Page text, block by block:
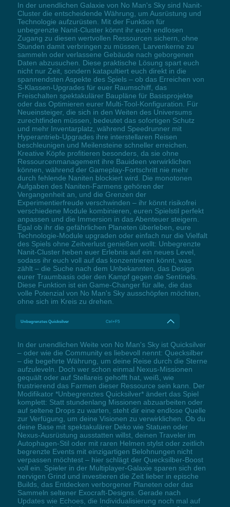
In der unendlichen Galaxie von No Man's Sky sind Nanit-
Cluster die entscheidende Währung, um Ausrüstung und
Technologie aufzurüsten. Mit der Funktion für
unbegrenzte Nanit-Cluster könnt ihr euch endlosen
Zugang zu diesen wertvollen Ressourcen sichern, ohne
Stunden damit verbringen zu müssen, Larvenkerne zu
sammeln oder verlassene Gebäude nach geborgenen
Daten abzusuchen. Diese praktische Lösung spart euch
nicht nur Zeit, sondern katapultiert euch direkt in die
spannendsten Aspekte des Spiels – ob das Erreichen von
S-Klassen-Upgrades für euer Raumschiff, das
Freischalten spektakulärer Baupläne für Basisprojekte
oder das Optimieren eurer Multi-Tool-Konfiguration. Für
Neueinsteiger, die sich in den Weiten des Universums
zurechtfinden müssen, bedeutet das sofortigen Schutz
und mehr Inventarplatz, während Speedrunner mit
Hyperantrieb-Upgrades ihre interstellaren Reisen
beschleunigen und Meilensteine schneller erreichen.
Kreative Köpfe profitieren besonders, da sie ohne
Ressourcenmanagement ihre Bauideen verwirklichen
können, während der Gameplay-Fortschritt nie mehr
durch fehlende Naniten blockiert wird. Die monotonen
Aufgaben des Naniten-Farmens gehören der
Vergangenheit an, und die Grenzen der
Experimentierfreude verschwinden – ihr könnt risikofrei
verschiedene Module kombinieren, euren Spielstil perfekt
anpassen und die Immersion in das Abenteuer steigern.
Egal ob ihr die gefährlichen Planeten überleben, eure
Technologie-Module upgraden oder einfach nur die Vielfalt
des Spiels ohne Zeitverlust genießen wollt: Unbegrenzte
Nanit-Cluster heben euer Erlebnis auf ein neues Level,
sodass ihr euch voll auf das konzentrieren könnt, was
zählt – die Suche nach dem Unbekannten, das Design
eurer Traumbasis oder den Kampf gegen die Sentinels.
Diese Funktion ist ein Game-Changer für alle, die das
volle Potenzial von No Man's Sky ausschöpfen möchten,
ohne sich im Kreis zu drehen.
Unbegrenztes Quicksilver Ctrl+F5
In der unendlichen Weite von No Man's Sky ist Quicksilver
– oder wie die Community es liebevoll nennt: Quecksilber
– die begehrte Währung, um deine Reise durch die Sterne
aufzuleveln. Doch wer schon einmal Nexus-Missionen
gequält oder auf Stellareis gehofft hat, weiß, wie
frustrierend das Farmen dieser Ressource sein kann. Der
Modifikator *Unbegrenztes Quicksilver* ändert das Spiel
komplett: Statt stundenlang Missionen abzuarbeiten oder
auf seltene Drops zu warten, steht dir eine endlose Quelle
zur Verfügung, um deine Visionen zu verwirklichen. Ob du
deine Base mit spektakulärer Deko wie Statuen oder
Nexus-Ausrüstung ausstatten willst, deinen Traveler im
Autophagen-Stil oder mit raren Helmen stylst oder zeitlich
begrenzte Events mit einzigartigen Belohnungen nicht
verpassen möchtest – hier schlägt der Quecksilber-Boost
voll ein. Spieler in der Multiplayer-Galaxie sparen sich den
nervigen Grind und investieren die Zeit lieber in epische
Builds, das Entdecken verborgener Planeten oder das
Sammeln seltener Exocraft-Designs. Gerade nach
Updates wie Echoes, die Individualisierung noch mal auf